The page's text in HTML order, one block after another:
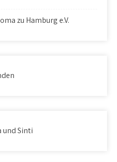
zu Hamburg e.V.
und Sinti